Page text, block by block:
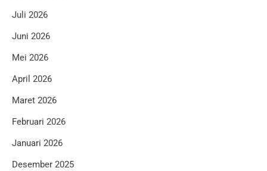
Juli 2026
Juni 2026
Mei 2026
April 2026
Maret 2026
Februari 2026
Januari 2026
Desember 2025